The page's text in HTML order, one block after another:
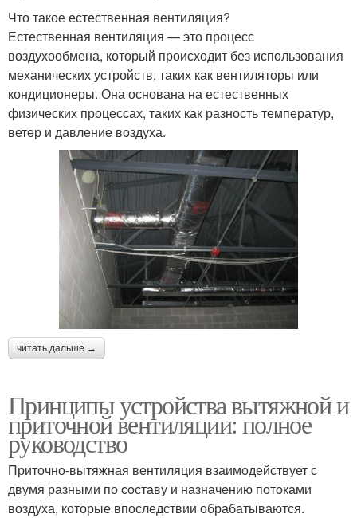
Что такое естественная вентиляция?
Естественная вентиляция — это процесс
воздухообмена, который происходит без использования
механических устройств, таких как вентиляторы или
кондиционеры. Она основана на естественных
физических процессах, таких как разность температур,
ветер и давление воздуха.
читать дальше →
Принципы устройства вытяжной и
приточной вентиляции: полное
руководство
Приточно-вытяжная вентиляция взаимодействует с
двумя разными по составу и назначению потоками
воздуха, которые впоследствии обрабатываются.